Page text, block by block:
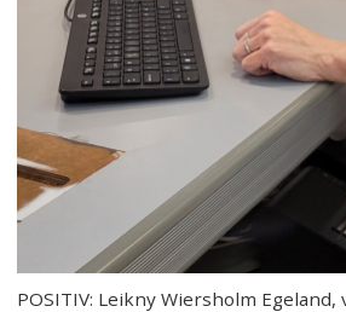
POSITIV: Leikny Wiersholm